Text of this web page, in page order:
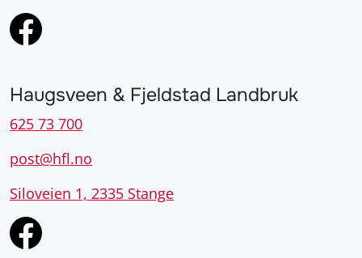
Haugsveen & Fjeldstad Landbruk
625 73 700
post@hfl.no
Siloveien 1, 2335 Stange